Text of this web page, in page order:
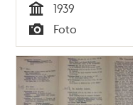
Tid
1939
Typ
Foto